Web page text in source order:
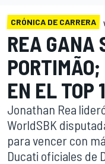
CRÓNICA DE CARRERA
REA GANA
EN EL TOP
Jonathan Rea
WorldSBK
para vencer con
Ducati oficiales de